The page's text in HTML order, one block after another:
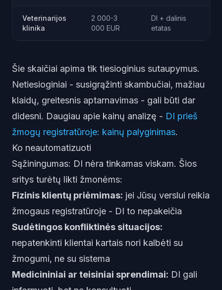
Veterinarijos
klinika
2 000-3
000 EUR
DI + dalinis
etatas
Šie skaičiai apima tik tiesioginius sutaupymus.
Netiesioginiai - susigrąžinti skambučiai, mažiau
klaidų, greitesnis aptarnavimas - gali būti dar
didesni. Daugiau apie kainų analizę - DI prieš
žmogų registratūroje: kainų palyginimas.
Ko neautomatizuoti
Sąžiningumas: DI nėra tinkamas viskam. Šios
sritys turėtų likti žmonėms:
Fizinis klientų priėmimas: jei Jūsų verslui reikia
žmogaus registratūroje - DI to nepakeičia
Sudėtingos konfliktinės situacijos:
nepatenkinti klientai kartais nori kalbėti su
žmogumi, ne su sistema
Medicininiai ar teisiniai sprendimai: DI gali